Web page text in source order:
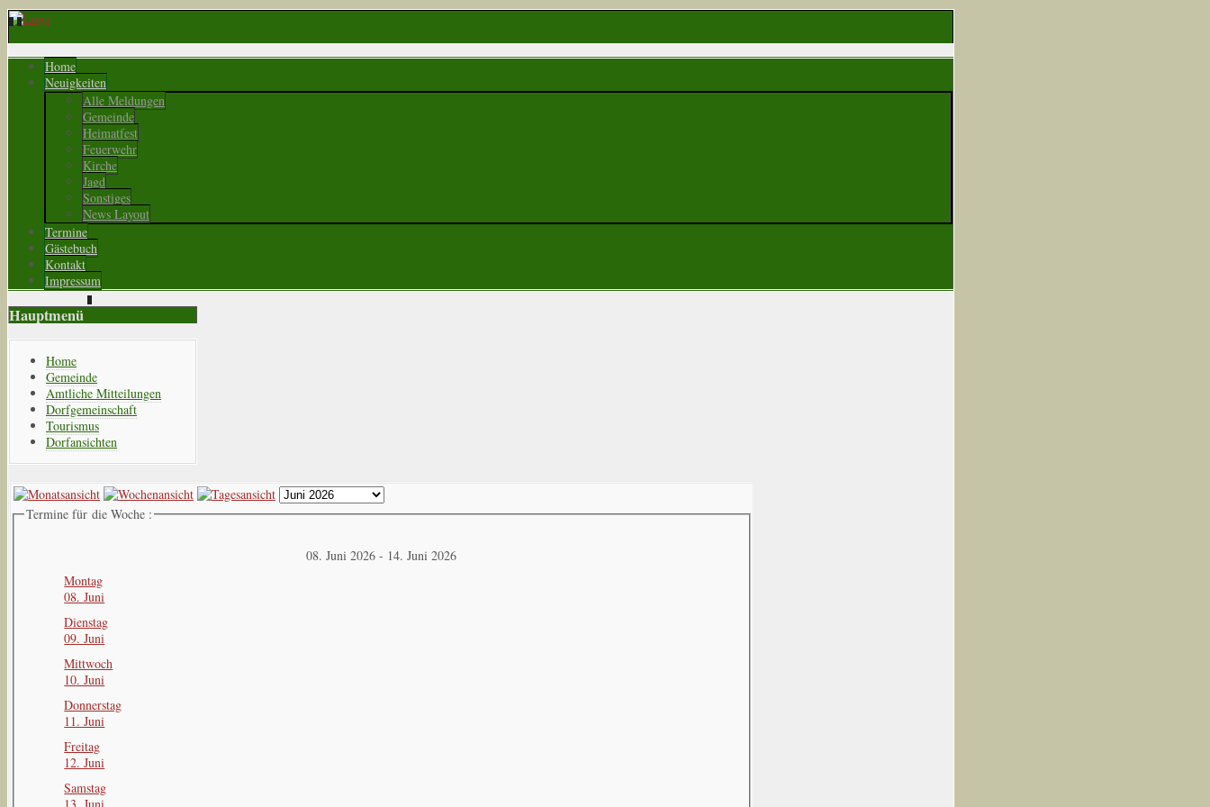
Home
Neuigkeiten
Alle Meldungen
Gemeinde
Heimatfest
Feuerwehr
Kirche
Jagd
Sonstiges
News Layout
Termine
Gästebuch
Kontakt
Impressum
Hauptmenü
Home
Gemeinde
Amtliche Mitteilungen
Dorfgemeinschaft
Tourismus
Dorfansichten
Termine für die Woche :
08. Juni 2026 - 14. Juni 2026
Montag
08. Juni
Dienstag
09. Juni
Mittwoch
10. Juni
Donnerstag
11. Juni
Freitag
12. Juni
Samstag
13. Juni